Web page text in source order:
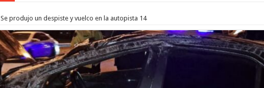
Se produjo un despiste y vuelco en la autopista 14